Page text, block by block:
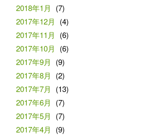
2018年1月
(7)
2017年12月
(4)
2017年11月
(6)
2017年10月
(6)
2017年9月
(9)
2017年8月
(2)
2017年7月
(13)
2017年6月
(7)
2017年5月
(7)
2017年4月
(9)